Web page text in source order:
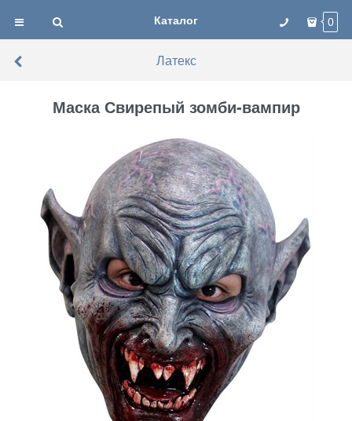
Каталог 0
Латекс
Маска Свирепый зомби-вампир